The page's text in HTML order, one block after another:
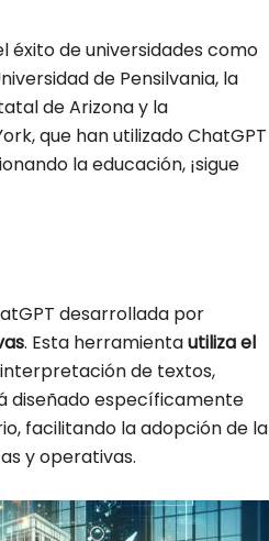
éxito de universidades como
de Pensilvania, la
de Arizona y la
que han utilizado ChatGPT
la educación, ¡sigue
desarrollada por
. Esta herramientautiliza el
de textos,
diseñado específicamente
facilitando la adopción de la
y operativas.